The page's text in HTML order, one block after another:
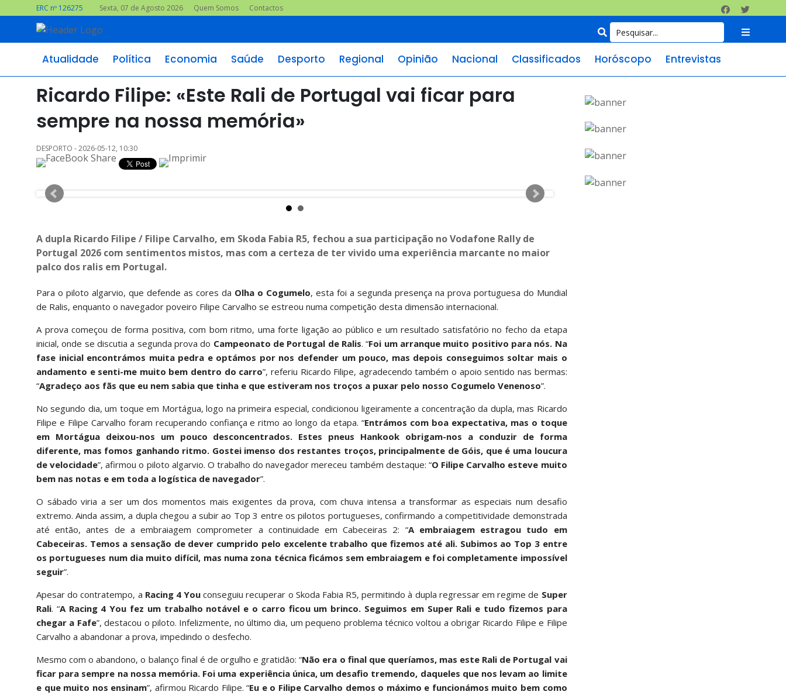
ERC nº 126275 Sexta, 07 de Agosto 2026 Quem Somos Contactos
Atualidade Política Economia Saúde Desporto Regional Opinião Nacional Classificados Horóscopo Entrevistas
Ricardo Filipe: «Este Rali de Portugal vai ficar para
sempre na nossa memória»
DESPORTO - 2026-05-12, 10:30
A dupla Ricardo Filipe / Filipe Carvalho, em Skoda Fabia R5, fechou a sua participação no Vodafone Rally de
Portugal 2026 com sentimentos mistos, mas com a certeza de ter vivido uma experiência marcante no maior
palco dos ralis em Portugal.
Para o piloto algarvio, que defende as cores da Olha o Cogumelo, esta foi a segunda presença na prova portuguesa do Mundial
de Ralis, enquanto o navegador poveiro Filipe Carvalho se estreou numa competição desta dimensão internacional.
A prova começou de forma positiva, com bom ritmo, uma forte ligação ao público e um resultado satisfatório no fecho da etapa
inicial, onde se discutia a segunda prova do Campeonato de Portugal de Ralis. “Foi um arranque muito positivo para nós. Na
fase inicial encontrámos muita pedra e optámos por nos defender um pouco, mas depois conseguimos soltar mais o
andamento e senti-me muito bem dentro do carro”, referiu Ricardo Filipe, agradecendo também o apoio sentido nas bermas:
“Agradeço aos fãs que eu nem sabia que tinha e que estiveram nos troços a puxar pelo nosso Cogumelo Venenoso”.
No segundo dia, um toque em Mortágua, logo na primeira especial, condicionou ligeiramente a concentração da dupla, mas Ricardo
Filipe e Filipe Carvalho foram recuperando confiança e ritmo ao longo da etapa. “Entrámos com boa expectativa, mas o toque
em Mortágua deixou-nos um pouco desconcentrados. Estes pneus Hankook obrigam-nos a conduzir de forma
diferente, mas fomos ganhando ritmo. Gostei imenso dos restantes troços, principalmente de Góis, que é uma loucura
de velocidade”, afirmou o piloto algarvio. O trabalho do navegador mereceu também destaque: “O Filipe Carvalho esteve muito
bem nas notas e em toda a logística de navegador”.
O sábado viria a ser um dos momentos mais exigentes da prova, com chuva intensa a transformar as especiais num desafio
extremo. Ainda assim, a dupla chegou a subir ao Top 3 entre os pilotos portugueses, confirmando a competitividade demonstrada
até então, antes de a embraiagem comprometer a continuidade em Cabeceiras 2: “A embraiagem estragou tudo em
Cabeceiras. Temos a sensação de dever cumprido pelo excelente trabalho que fizemos até ali. Subimos ao Top 3 entre
os portugueses num dia muito difícil, mas numa zona técnica ficámos sem embraiagem e foi completamente impossível
seguir”.
Apesar do contratempo, a Racing 4 You conseguiu recuperar o Skoda Fabia R5, permitindo à dupla regressar em regime de Super
Rali. “A Racing 4 You fez um trabalho notável e o carro ficou um brinco. Seguimos em Super Rali e tudo fizemos para
chegar a Fafe”, destacou o piloto. Infelizmente, no último dia, um pequeno problema técnico voltou a obrigar Ricardo Filipe e Filipe
Carvalho a abandonar a prova, impedindo o desfecho.
Mesmo com o abandono, o balanço final é de orgulho e gratidão: “Não era o final que queríamos, mas este Rali de Portugal vai
ficar para sempre na nossa memória. Foi uma experiência única, um desafio tremendo, daqueles que nos levam ao limite
e que muito nos ensinam”, afirmou Ricardo Filipe. “Eu e o Filipe Carvalho demos o máximo e funcionámos muito bem como